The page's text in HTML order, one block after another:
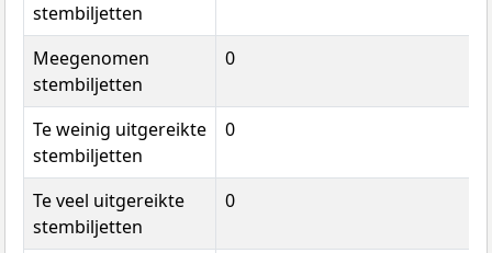
stembiljetten
Meegenomen
stembiljetten
0
Te weinig uitgereikte
stembiljetten
0
Te veel uitgereikte
stembiljetten
0